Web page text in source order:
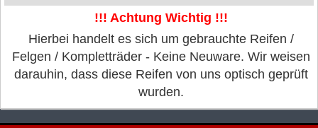
!!! Achtung Wichtig !!!
Hierbei handelt es sich um gebrauchte Reifen /
Felgen / Kompletträder - Keine Neuware. Wir weisen
darauhin, dass diese Reifen von uns optisch geprüft
wurden.